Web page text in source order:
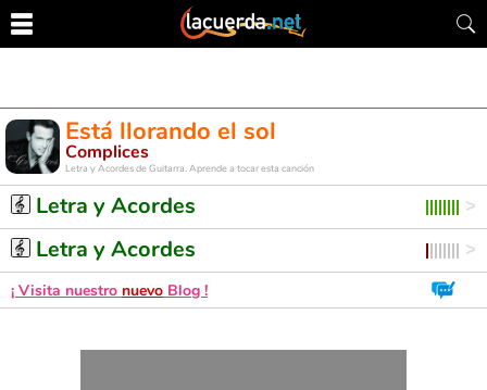
Está llorando el sol
Complices
Letra y Acordes de Guitarra. Aprende a tocar esta canción
Letra y Acordes
Letra y Acordes
¡ Visita nuestro nuevo Blog !